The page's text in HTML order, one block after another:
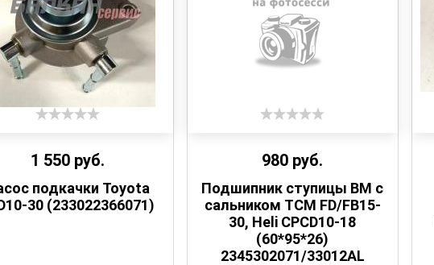
1 550 руб.
подкачки Toyota
30 (233022366071)
980 руб.
Подшипник ступицы ВМ с
сальником TCM FD/FB15-
30, Heli CPCD10-18
(60*95*26)
2345302071/33012AL